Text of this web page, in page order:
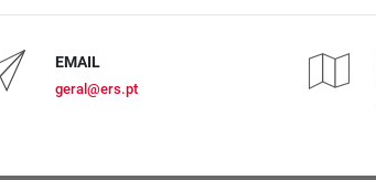
EMAIL
geral@ers.pt